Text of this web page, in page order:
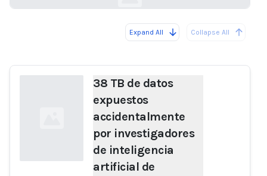
Expand All Collapse All
38 TB de datos
expuestos
accidentalmente
por investigadores
de inteligencia
artificial de